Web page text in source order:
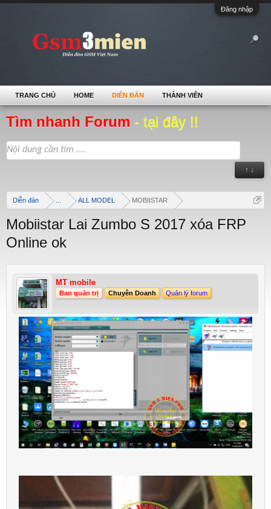
Đăng nhập
Tìm nhanh Forum - tại đây !!
↑ ↓
Diễn đàn ALL MODEL MOBIISTAR
Mobiistar Lai Zumbo S 2017 xóa FRP
Online ok
MT mobile
Ban quản trị Chuyên Doanh Quản lý forum
TRANG CHỦ HOME DIỄN ĐÀN THÀNH VIÊN